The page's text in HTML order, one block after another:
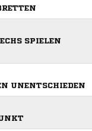
SPIELEN
UNENTSCHIEDEN